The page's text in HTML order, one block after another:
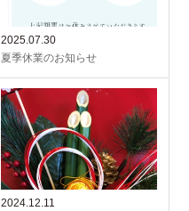
2025.07.30
夏季休業のお知らせ
2024.12.11